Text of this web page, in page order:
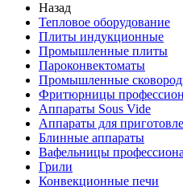
Назад
Тепловое оборудование
Плиты индукционные
Промышленные плиты
Пароконвектоматы
Промышленные
Фритюрницы
Аппараты Sous Vide
Аппараты для
Блинные аппараты
Вафельницы
Грили
Конвекционные печи